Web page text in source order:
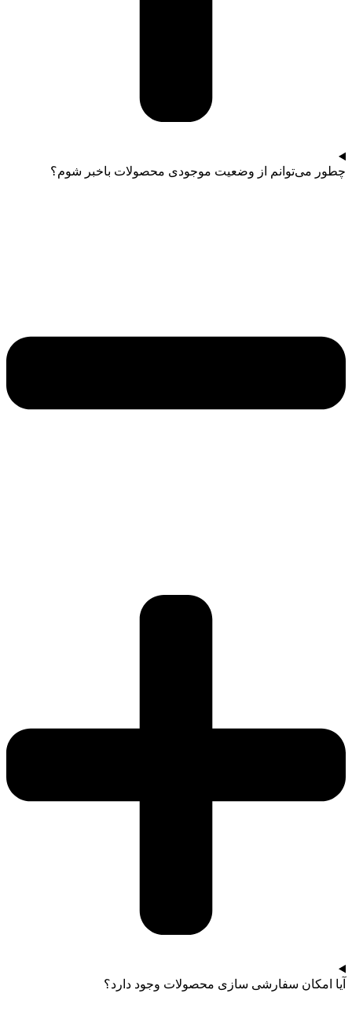
چطور می‌توانم از وضعیت موجودی محصولات باخبر شوم؟
آیا امکان سفارشی سازی محصولات وجود دارد؟